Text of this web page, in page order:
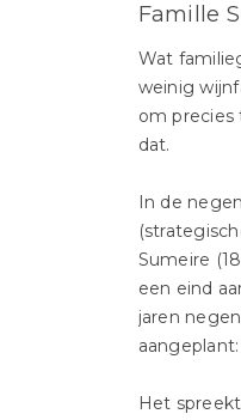
Famille
Wat
weinig
om precies
dat.
In de
Sumeire
een eind
jaren
Het